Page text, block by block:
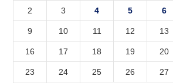
2 3 4 5 6
9 10 11 12 13
16 17 18 19 20
23 24 25 26 27